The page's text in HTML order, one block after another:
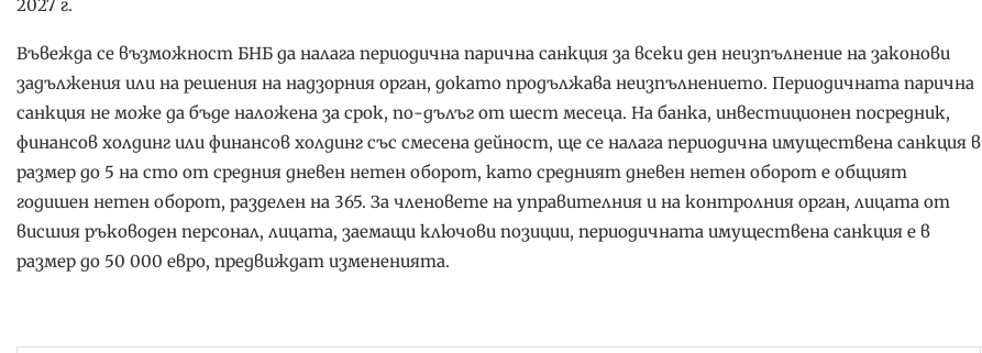
2027 г.
Въвежда се възможност БНБ да налага периодична парична санкция за всеки ден неизпълнение на законови
задължения или на решения на надзорния орган, докато продължава неизпълнението. Периодичната парична
санкция не може да бъде наложена за срок, по-дълъг от шест месеца. На банка, инвестиционен посредник,
финансов холдинг или финансов холдинг със смесена дейност, ще се налага периодична имуществена санкция в
размер до 5 на сто от средния дневен нетен оборот, като средният дневен нетен оборот е общият
годишен нетен оборот, разделен на 365. За членовете на управителния и на контролния орган, лицата от
висшия ръководен персонал, лицата, заемащи ключови позиции, периодичната имуществена санкция е в
размер до 50 000 евро, предвиждат измененията.